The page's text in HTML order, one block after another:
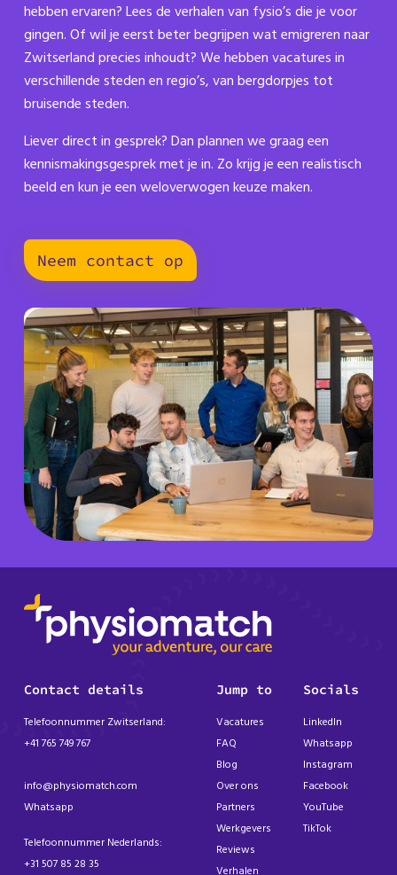
hebben ervaren? Lees de verhalen van fysio’s die je voor
gingen. Of wil je eerst beter begrijpen wat emigreren naar
Zwitserland precies inhoudt? We hebben vacatures in
verschillende steden en regio’s, van bergdorpjes tot
bruisende steden.
Liever direct in gesprek? Dan plannen we graag een
kennismakingsgesprek met je in. Zo krijg je een realistisch
beeld en kun je een weloverwogen keuze maken.
Neem contact op
Contact details
Telefoonnummer Zwitserland:
+41 765 749 767
info@physiomatch.com
Whatsapp
Telefoonnummer Nederlands:
+31 507 85 28 35
Jump to
Vacatures
FAQ
Blog
Over ons
Partners
Werkgevers
Reviews
Verhalen
Socials
LinkedIn
Whatsapp
Instagram
Facebook
YouTube
TikTok